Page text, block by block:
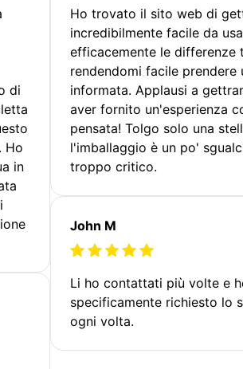
di
Ho
in
Ho trovato il sito web di
incredibilmente facile da
efficacemente le differenze
rendendomi facile prendere
informata. Applausi a
aver fornito un'esperienza
pensata! Tolgo solo una
l'imballaggio è un po'
troppo critico.
John M
Li ho contattati più volte e
specificamente richiesto lo
ogni volta.